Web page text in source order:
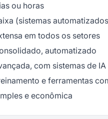
ou horas
(sistemas
em todos os setores
automatizado
com sistemas de IA
e ferramentas
e econômica